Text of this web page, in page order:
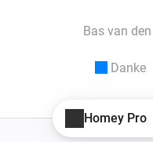
Bas van
Danke
Homey Pro